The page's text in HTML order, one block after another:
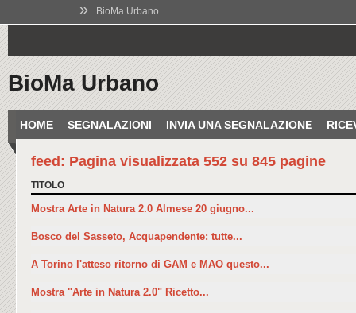
» BioMa Urbano
BioMa Urbano
HOME SEGNALAZIONI INVIA UNA SEGNALAZIONE
feed: Pagina visualizzata 552 su 845 pagine
TITOLO
Mostra Arte in Natura 2.0 Almese 20 giugno...
Bosco del Sasseto, Acquapendente: tutte...
A Torino l'atteso ritorno di GAM e MAO questo...
Mostra "Arte in Natura 2.0" Ricetto...